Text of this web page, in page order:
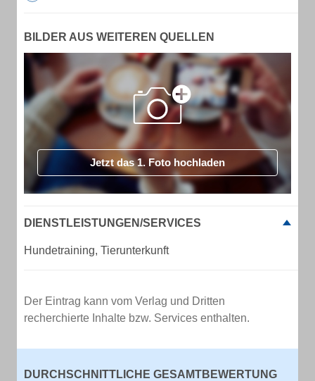
BILDER AUS WEITEREN QUELLEN
Jetzt das 1. Foto hochladen
DIENSTLEISTUNGEN/SERVICES
Hundetraining, Tierunterkunft
Der Eintrag kann vom Verlag und Dritten
recherchierte Inhalte bzw. Services enthalten.
DURCHSCHNITTLICHE GESAMTBEWERTUNG